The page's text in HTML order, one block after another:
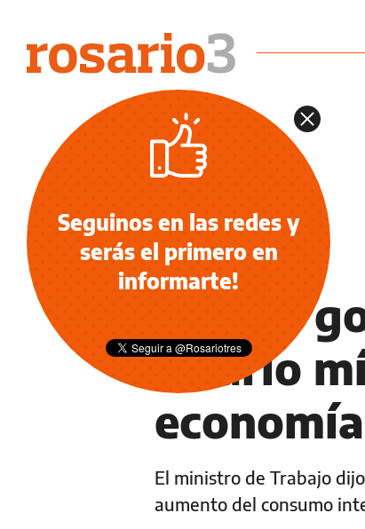
NOTICIAS
Para el
salario
economía
El ministro de Trabajo
aumento del consumo
Seguinos en las redes y
serás el primero en
informarte!